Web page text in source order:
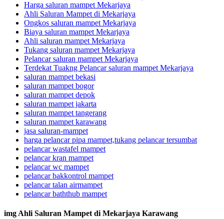
Harga saluran mampet Mekarjaya
Ahli Saluran Mampet di Mekarjaya
Ongkos saluran mampet Mekarjaya
Biaya saluran mampet Mekarjaya
Ahli saluran mampet Mekarjaya
Tukang saluran mampet Mekarjaya
Pelancar saluran mampet Mekarjaya
Terdekat Tuakng Pelancar saluran mampet Mekarjaya
saluran mampet bekasi
saluran mampet bogor
saluran mampet depok
saluran mampet jakarta
saluran mampet tangerang
saluran mampet karawang
jasa saluran-mampet
harga pelancar pipa mampet,tukang pelancar tersumbat
pelancar wastafel mampet
pelancar kran mampet
pelancar wc mampet
pelancar bakkontrol mampet
pelancar talan airmampet
pelancar baththub mampet
img Ahli Saluran Mampet di Mekarjaya Karawang